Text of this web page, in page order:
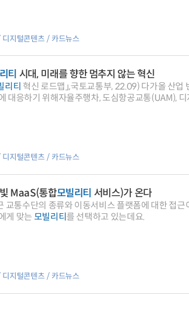
디지털콘텐츠 카드뉴스
티 시대, 미래를 향한 멈추지 않는 혁신
리티 혁신 로드맵」,국토교통부, 22.09)
대응하기 위해자율주행차, 도심항공교통(UAM), 디
디지털콘텐츠 카드뉴스
MaaS(통합모빌리티 서비스)가 온다
교통수단의 종류와 이동서비스 플랫폼에 대한 접
게 맞는 모빌리티 를 선택하고 있는데요.
디지털콘텐츠 카드뉴스